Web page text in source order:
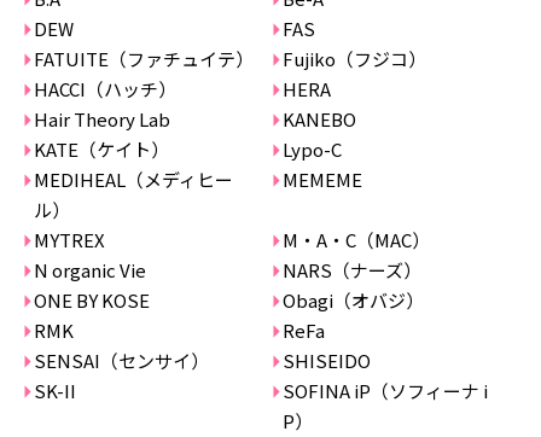
DEW
FAS
FATUITE（ファチュイテ）
Fujiko（フジコ）
HACCI（ハッチ）
HERA
Hair Theory Lab
KANEBO
KATE（ケイト）
Lypo-C
MEDIHEAL（メディヒー
ル）
MEMEME
MYTREX
M・A・C（MAC）
N organic Vie
NARS（ナーズ）
ONE BY KOSE
Obagi（オバジ）
RMK
ReFa
SENSAI（センサイ）
SHISEIDO
SK-II
SOFINA iP（ソフィーナ i
P）